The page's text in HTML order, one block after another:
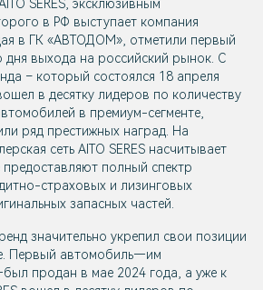
SERES, эксклюзивным
в РФ выступает компания
в ГК «АВТОДОМ», отметили первый
дня выхода на российский рынок. С
– который состоялся 18 апреля
в десятку лидеров по количеству
в премиум-сегменте,
ряд престижных наград. На
сеть AITO SERES насчитывает
полный спектр
страховых и лизинговых
запасных частей.
значительно укрепил свои позиции
Первый автомобиль—им
продан в мае 2024 года, а уже к